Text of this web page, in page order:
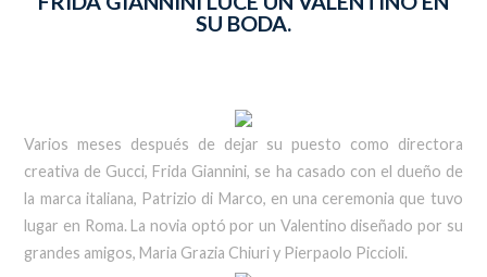
SU BODA.
Varios meses después de dejar su puesto como directora
creativa de Gucci, Frida Giannini, se ha casado con el dueño de
la marca italiana, Patrizio di Marco, en una ceremonia que tuvo
lugar en Roma. La novia optó por un Valentino diseñado por su
grandes amigos, Maria Grazia Chiuri y Pierpaolo Piccioli.